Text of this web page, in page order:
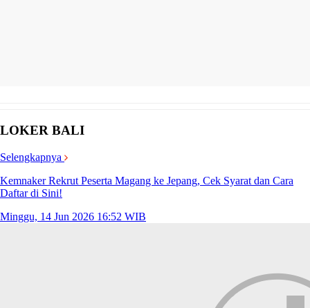
LOKER BALI
Selengkapnya
Kemnaker Rekrut Peserta Magang ke Jepang, Cek Syarat dan Cara
Daftar di Sini!
Minggu, 14 Jun 2026 16:52 WIB